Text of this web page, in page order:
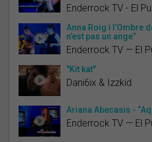
Enderrock TV - El
Anna Roig i l’Ombre
n’est pas un ange”
Enderrock TV — El
"Kit kat"
Dani6ix & Izzkid
Ariana Abecasis -
Enderrock TV — El